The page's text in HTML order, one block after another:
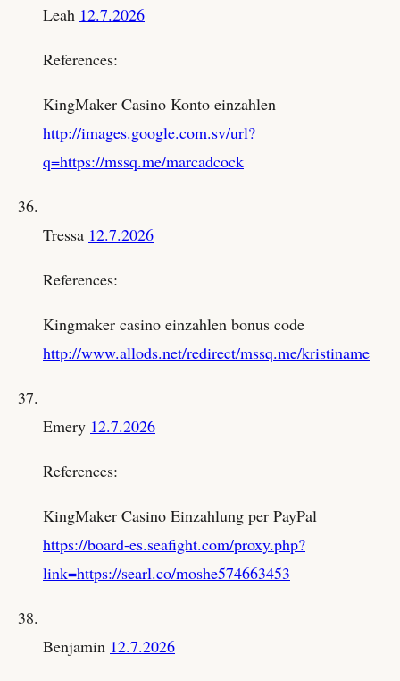
Leah 12.7.2026
References:
KingMaker Casino Konto einzahlen
http://images.google.com.sv/url?
q=https://mssq.me/marcadcock
Tressa 12.7.2026
References:
Kingmaker casino einzahlen bonus code
http://www.allods.net/redirect/mssq.me/kristiname
Emery 12.7.2026
References:
KingMaker Casino Einzahlung per PayPal
https://board-es.seafight.com/proxy.php?
link=https://searl.co/moshe574663453
Benjamin 12.7.2026